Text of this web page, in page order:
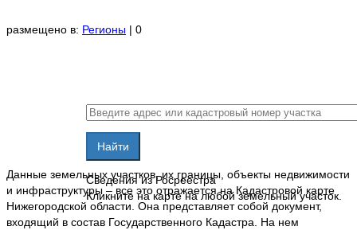
размещено в: Регионы | 0
Сведения из Росреестра
Кликните на карте на любой земельный участок.
Данные земельных участков, их границы, объекты недвижимости
и инфраструктуры – все это отражается на Кадастровой карте
Нижегородской области. Она представляет собой документ,
входящий в состав Государственного Кадастра. На нем